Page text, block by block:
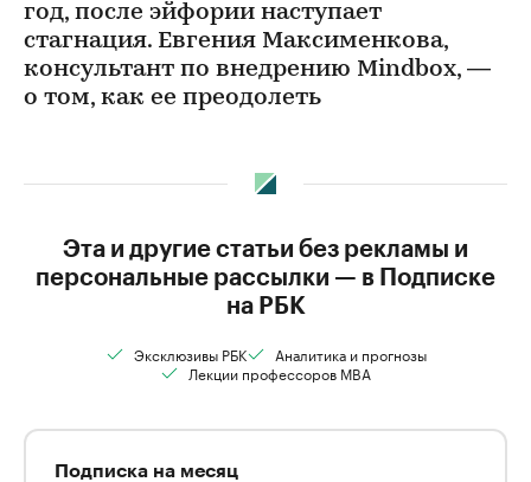
год, после эйфории наступает
стагнация. Евгения Максименкова,
консультант по внедрению Mindbox, —
о том, как ее преодолеть
Эта и другие статьи без рекламы и
персональные рассылки — в Подписке
на РБК
Эксклюзивы РБК
Аналитика и прогнозы
Лекции профессоров MBA
Подписка на месяц